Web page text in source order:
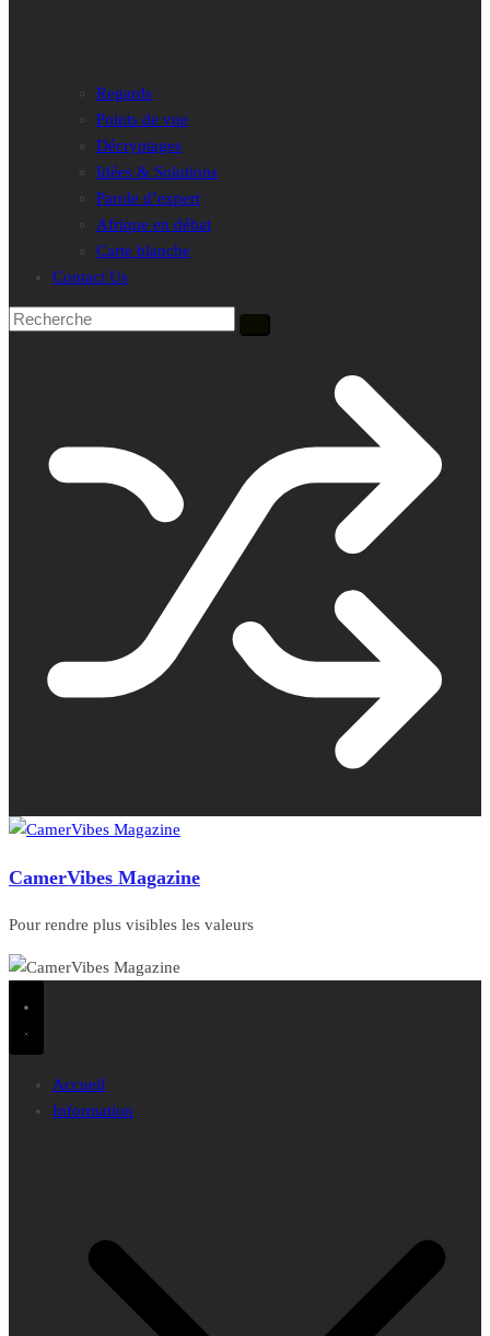
Regards
Points de vue
Décryptages
Idées & Solutions
Parole d’expert
Afrique en débat
Carte blanche
Contact Us
CamerVibes Magazine
Pour rendre plus visibles les valeurs
Accueil
Information